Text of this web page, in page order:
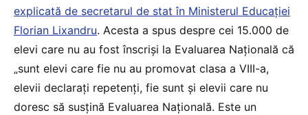
explicată de secretarul de stat în Ministerul Educației
Florian Lixandru. Acesta a spus despre cei 15.000 de
elevi care nu au fost înscriși la Evaluarea Națională că
„sunt elevi care fie nu au promovat clasa a VIII-a,
elevii declarați repetenți, fie sunt și elevii care nu
doresc să susțină Evaluarea Națională. Este un